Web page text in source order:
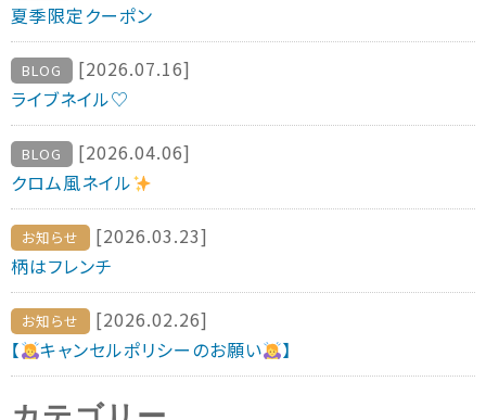
夏季限定クーポン
BLOG
[2026.07.16]
ライブネイル♡
BLOG
[2026.04.06]
クロム風ネイル
お知らせ
[2026.03.23]
柄はフレンチ
お知らせ
[2026.02.26]
【
キャンセルポリシーのお願い 】